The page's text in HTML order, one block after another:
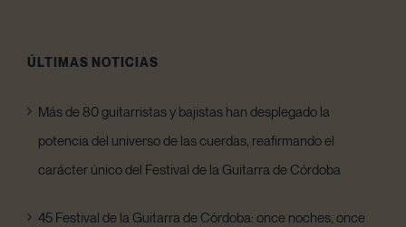
ÚLTIMAS NOTICIAS
Más de 80 guitarristas y bajistas han desplegado la
potencia del universo de las cuerdas, reafirmando el
carácter único del Festival de la Guitarra de Córdoba
45 Festival de la Guitarra de Córdoba: once noches, once